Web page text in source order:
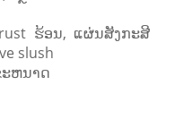
ຮ້ອນ​, ແຜ່ນ​ສັງ​ກະ​ສີ​
slush​
ະຫນາດ